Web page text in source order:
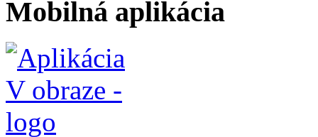
Mobilná aplikácia